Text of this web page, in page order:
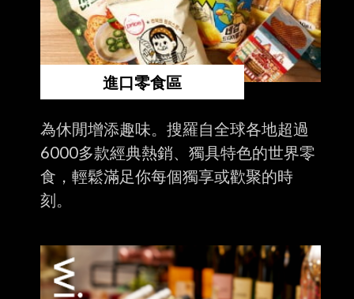
進口零食區
為休閒增添趣味。搜羅自全球各地超過
6000多款經典熱銷、獨具特色的世界零
食，輕鬆滿足你每個獨享或歡聚的時
刻。